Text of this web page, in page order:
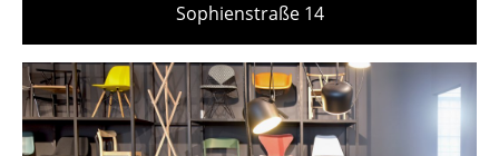
Stuttgart
Sophienstraße 14